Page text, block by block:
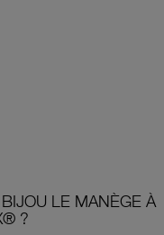
LE MANÈGE À
?